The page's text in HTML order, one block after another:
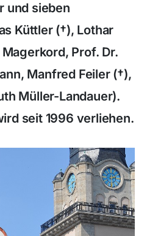
und sieben
Küttler (†), Lothar
Prof. Dr.
Manfred Feiler (†),
Müller-Landauer).
seit 1996 verliehen.